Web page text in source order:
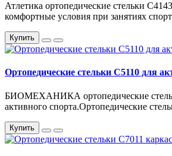
Атлетика ортопедические стельки
комфортные условия при занятиях
Купить
Ортопедические стельки С5110 для
БИОМЕХАНИКА ортопедические
активного спорта.Ортопедические
Купить